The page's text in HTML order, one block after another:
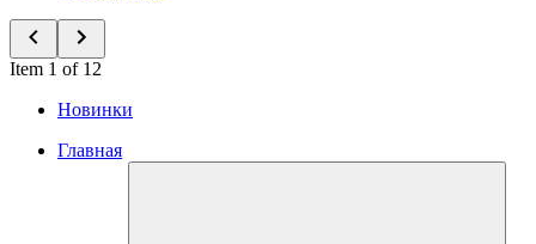
Item 1 of 12
Новинки
Главная